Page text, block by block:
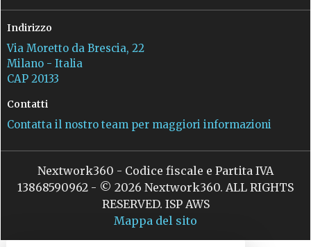
Indirizzo
Via Moretto da Brescia, 22
Milano - Italia
CAP 20133
Contatti
Contatta il nostro team per maggiori informazioni
Nextwork360 - Codice fiscale e Partita IVA
13868590962 - © 2026 Nextwork360. ALL RIGHTS
RESERVED. ISP AWS
Mappa del sito